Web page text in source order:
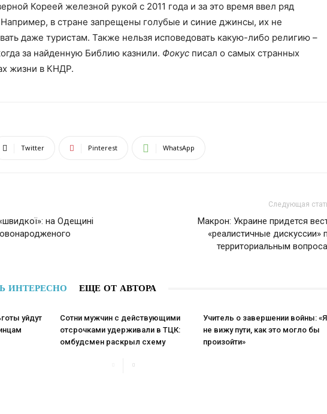
Кореей железной рукой с 2011 года и за это время ввел ряд
Например, в стране запрещены голубые и синие джинсы, их не
даже туристам. Также нельзя исповедовать какую-либо религию –
за найденную Библию казнили. Фокус писал о самых странных
жизни в КНДР.
Twitter Pinterest WhatsApp
на Одещині
Следующая
Макрон: Украине придется
«реалистичные дискуссии»
территориальным
ИНТЕРЕСНО ЕЩЕ ОТ АВТОРА
уйдут
Сотни мужчин с действующими
отсрочками удерживали в ТЦК:
омбудсмен раскрыл схему
Учитель о завершении войны: «Я
не вижу пути, как это могло бы
произойти»